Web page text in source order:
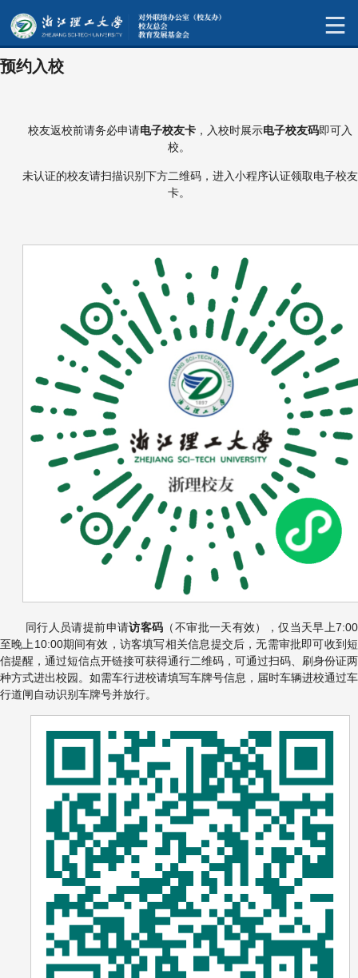
预约入校
校友返校前请务必申请电子校友卡 ，入校时展示电子校友码即可入
校。
未认证的校友请扫描识别下方二维码，进入小程序认证领取电子校友
卡。
同行人员请提前申请访客码 （不审批一天有效），仅当天早上7:00
至晚上10:00期间有效，访客填写相关信息提交后，无需审批即可收到短
信提醒，通过短信点开链接可获得通行二维码，可通过扫码、刷身份证两
种方式进出校园。如需车行进校请填写车牌号信息，届时车辆进校通过车
行道闸自动识别车牌号并放行。